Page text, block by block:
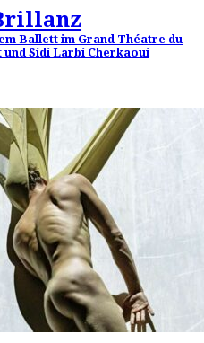
Ballett im Grand Théatre du
und Sidi Larbi Cherkaoui